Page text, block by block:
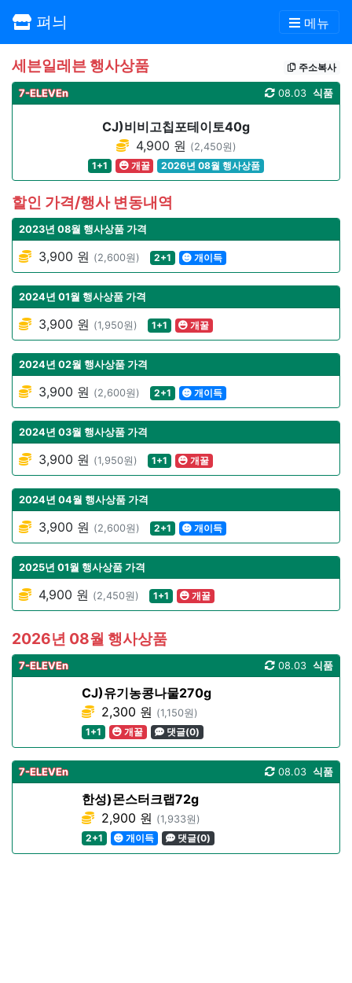
펴늬 메뉴
세븐일레븐 행사상품 주소복사
7-ELEVEn 식품
08.03
CJ)비비고칩포테이토40g
4,900 원 (2,450원)
1+1
개꿀 2026년 08월 행사상품
할인 가격/행사 변동내역
2023년 08월 행사상품 가격
3,900 원 (2,600원) 2+1 개이득
2024년 01월 행사상품 가격
3,900 원 (1,950원) 1+1 개꿀
2024년 02월 행사상품 가격
3,900 원 (2,600원) 2+1 개이득
2024년 03월 행사상품 가격
3,900 원 (1,950원) 1+1 개꿀
2024년 04월 행사상품 가격
3,900 원 (2,600원) 2+1 개이득
2025년 01월 행사상품 가격
4,900 원 (2,450원) 1+1 개꿀
2026년 08월 행사상품
7-ELEVEn 식품
08.03
CJ)유기농콩나물270g
2,300 원 (1,150원)
1+1
개꿀 댓글(0)
7-ELEVEn 식품
08.03
한성)몬스터크랩72g
2,900 원 (1,933원)
2+1
개이득 댓글(0)